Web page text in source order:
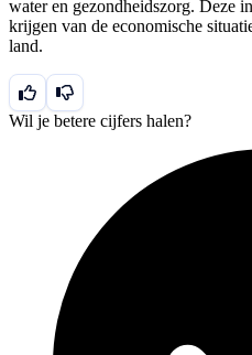
water en gezondheidszorg. Deze
krijgen van de economische
land.
Wil je betere cijfers halen?